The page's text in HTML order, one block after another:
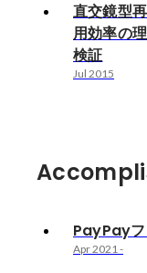
直交鏡型
用効率の
検証
Jul 2015
PayPayフ
Apr 2021-